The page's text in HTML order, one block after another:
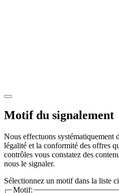
Motif du signalement
Nous effectuons systématiquement
légalité et la conformité des offres
contrôles vous constatez des
nous le signaler.
Sélectionnez un motif dans la liste
Motif: